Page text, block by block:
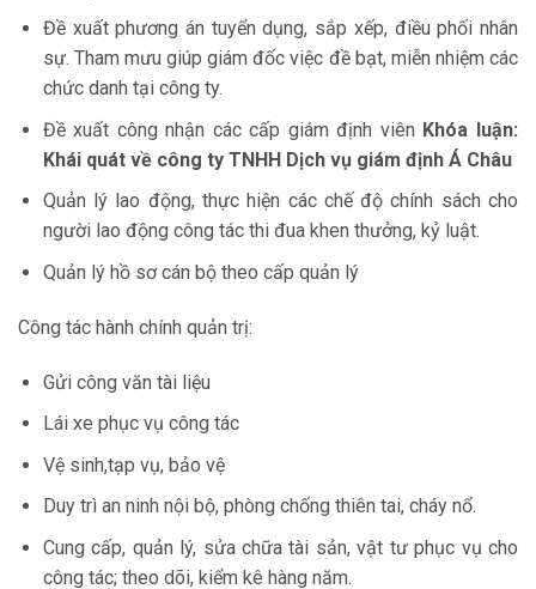
Đề xuất phương án tuyển dụng, sắp xếp, điều phối nhân
sự. Tham mưu giúp giám đốc việc đề bạt, miễn nhiệm các
chức danh tại công ty.
Đề xuất công nhận các cấp giám định viên Khóa luận:
Khái quát về công ty TNHH Dịch vụ giám định Á Châu
Quản lý lao động, thực hiện các chế độ chính sách cho
người lao động công tác thi đua khen thưởng, kỷ luật.
Quản lý hồ sơ cán bộ theo cấp quản lý
Công tác hành chính quản trị:
Gửi công văn tài liệu
Lái xe phục vụ công tác
Vệ sinh,tạp vụ, bảo vệ
Duy trì an ninh nội bộ, phòng chống thiên tai, cháy nổ.
Cung cấp, quản lý, sửa chữa tài sản, vật tư phục vụ cho
công tác; theo dõi, kiểm kê hàng năm.